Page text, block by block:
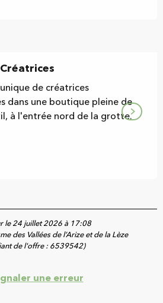
de créatrices
dans une boutique pleine de
à l'entrée nord de la grotte.
le 24 juillet 2026 à 17:08
des Vallées de l’Arize et de la Lèze
de l'offre : 6539542)
une erreur